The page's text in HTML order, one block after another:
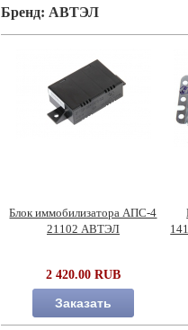
Бренд: АВТЭЛ
Блок иммобилизатора АПС-4
21102 АВТЭЛ
2 420.00 RUB
Заказать